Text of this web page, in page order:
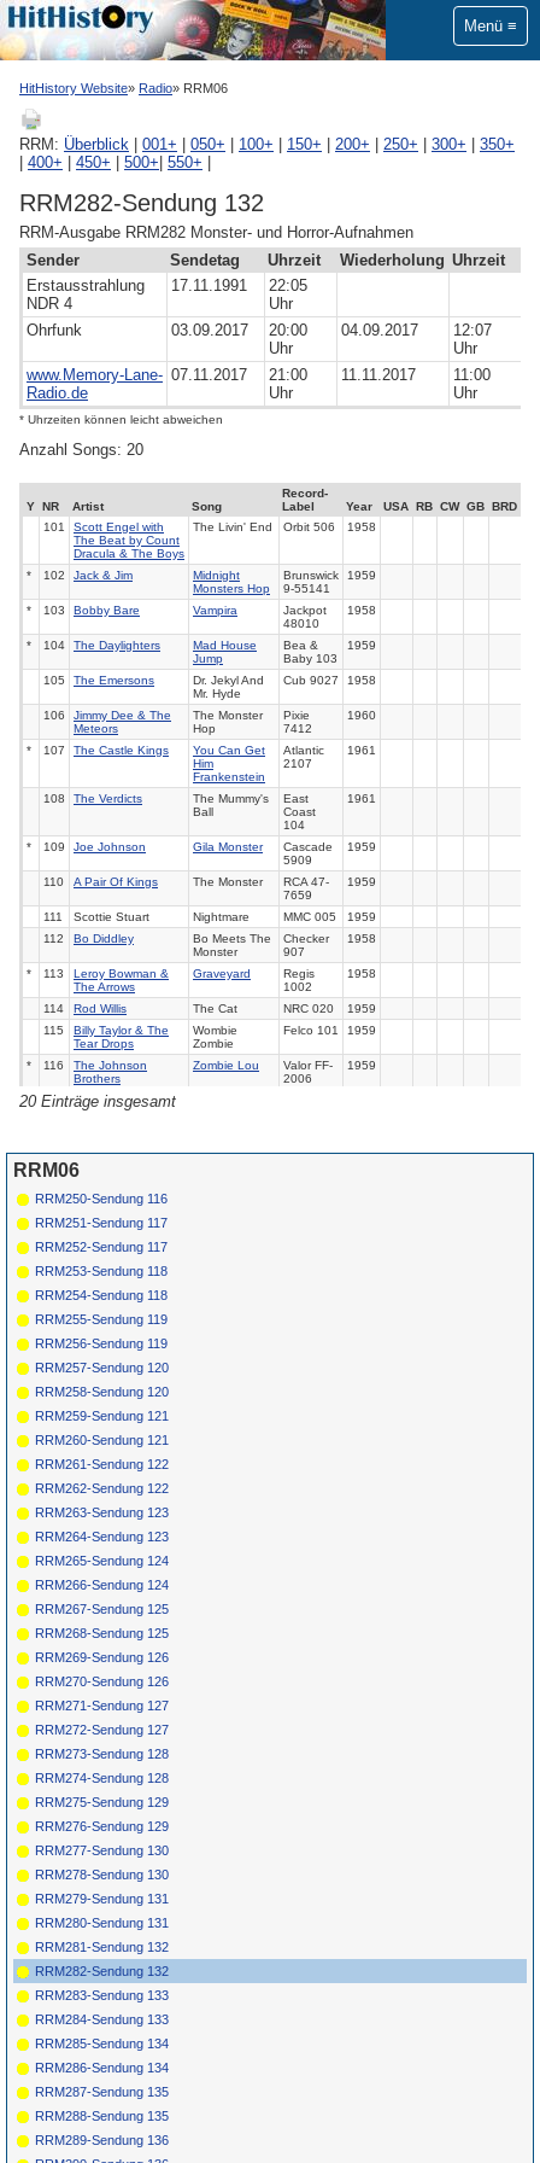
Menü
HitHistory Website Radio RRM06
RRM: Überblick 001+ 050+ 100+ 150+ 200+ 250+ 300+
350+
400+ 450+ 500+ 550+
RRM282-Sendung 132
RRM-Ausgabe RRM282 Monster- und Horror-Aufnahmen
Sender
Sendetag Uhrzeit Wiederholung Uhrzeit
Erstausstrahlung
NDR 4
17.11.1991
22:05
Uhr
Ohrfunk
03.09.2017
20:00
Uhr
04.09.2017
12:07
Uhr
www.Memory-Lane-
Radio.de
07.11.2017
21:00
Uhr
11.11.2017
11:00
Uhr
* Uhrzeiten können leicht abweichen
Anzahl Songs: 20
Y NR Artist Song
Record-
Label
Year USA RB CW GB BRD
101
Scott Engel with
The Beat by Count
Dracula & The Boys
The Livin' End Orbit 506 1958
* 102 Jack & Jim
Midnight
Monsters Hop
Brunswick
9-55141
1959
* 103 Bobby Bare Vampira
Jackpot
48010
1958
* 104 The Daylighters
Mad House
Jump
Bea &
Baby 103
1959
105 The Emersons
Dr. Jekyl And
Mr. Hyde
Cub 9027 1958
106
Jimmy Dee & The
Meteors
The Monster
Hop
Pixie
7412
1960
* 107 The Castle Kings
You Can Get
Him
Frankenstein
Atlantic
2107
1961
108 The Verdicts
The Mummy's
Ball
East
Coast
104
1961
* 109 Joe Johnson Gila Monster
Cascade
5909
1959
110 A Pair Of Kings The Monster
RCA 47-
7659
1959
111 Scottie Stuart Nightmare MMC 005
1959
112
Bo Diddley
Bo Meets The
Monster
Checker
907
1958
* 113
Leroy Bowman &
The Arrows
Graveyard
Regis
1002
1958
114 Rod Willis The Cat NRC 020
1959
115
Billy Taylor & The
Tear Drops
Wombie
Zombie
Felco 101 1959
* 116
The Johnson
Brothers
Zombie Lou ValorFF-
2006
1959
117 Mack Allen Smith
119 Tommy Bruce
120 The Pharaohs
20 Einträge insgesamt
RRM06
RRM250-Sendung 116
RRM251-Sendung 117
RRM252-Sendung 117
RRM253-Sendung 118
RRM254-Sendung 118
RRM255-Sendung 119
RRM256-Sendung 119
RRM257-Sendung 120
RRM258-Sendung 120
RRM259-Sendung 121
RRM260-Sendung 121
RRM261-Sendung 122
RRM262-Sendung 122
RRM263-Sendung 123
RRM264-Sendung 123
RRM265-Sendung 124
RRM266-Sendung 124
RRM267-Sendung 125
RRM268-Sendung 125
RRM269-Sendung 126
RRM270-Sendung 126
RRM271-Sendung 127
RRM272-Sendung 127
RRM273-Sendung 128
RRM274-Sendung 128
RRM275-Sendung 129
RRM276-Sendung 129
RRM277-Sendung 130
RRM278-Sendung 130
RRM279-Sendung 131
RRM280-Sendung 131
RRM281-Sendung 132
RRM282-Sendung 132
RRM283-Sendung 133
RRM284-Sendung 133
RRM285-Sendung 134
RRM286-Sendung 134
RRM287-Sendung 135
RRM288-Sendung 135
RRM289-Sendung 136